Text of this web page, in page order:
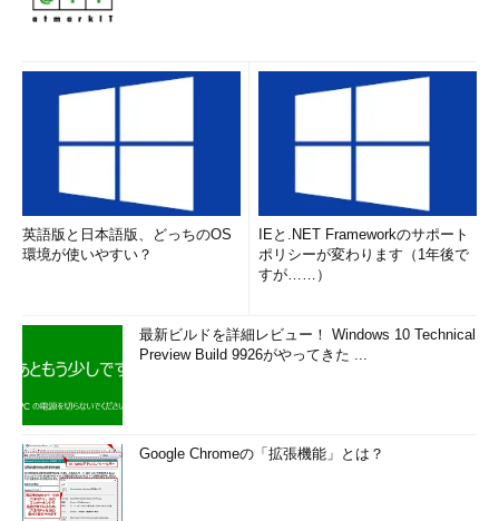
英語版と日本語版、どっちのOS
環境が使いやすい？
IEと.NET Frameworkのサポート
ポリシーが変わります（1年後で
すが……）
最新ビルドを詳細レビュー！ Windows 10 Technical
Preview Build 9926がやってきた ...
Google Chromeの「拡張機能」とは？